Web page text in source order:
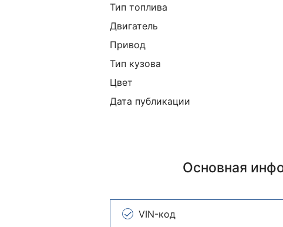
Тип топлива
Двигатель
Привод
Тип кузова
Цвет
Дата публикации
Основная
VIN-код